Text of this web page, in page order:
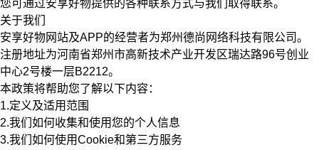
您可通过安享好物提供的各种联系方式与我们取得联系。
关于我们
安享好物网站及APP的经营者为郑州德尚网络科技有限公司。
注册地址为河南省郑州市高新技术产业开发区瑞达路96号创业
中心2号楼一层B2212。
本政策将帮助您了解以下内容：
1.定义及适用范围
2.我们如何收集和使用您的个人信息
3.我们如何使用Cookie和第三方服务